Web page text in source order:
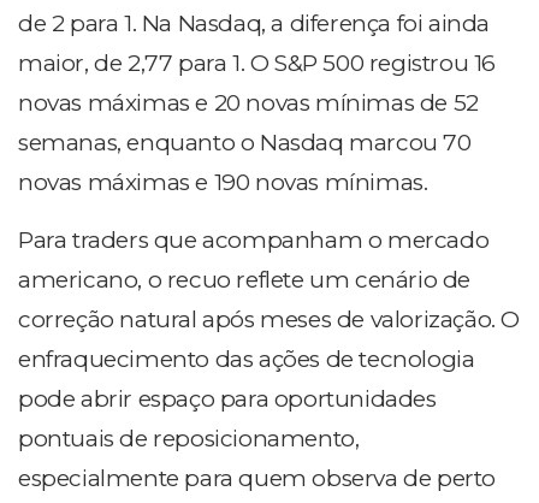
de 2 para 1. Na Nasdaq, a diferença foi ainda
maior, de 2,77 para 1. O S&P 500 registrou 16
novas máximas e 20 novas mínimas de 52
semanas, enquanto o Nasdaq marcou 70
novas máximas e 190 novas mínimas.
Para traders que acompanham o mercado
americano, o recuo reflete um cenário de
correção natural após meses de valorização. O
enfraquecimento das ações de tecnologia
pode abrir espaço para oportunidades
pontuais de reposicionamento,
especialmente para quem observa de perto